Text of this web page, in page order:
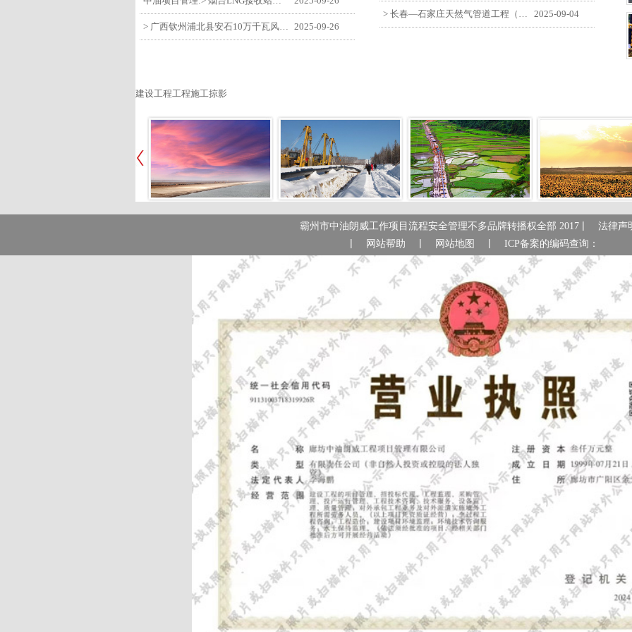
2025-09-26
2025-09-04
建设工程工程施工掠影
霸州市中油朗威工作项目流程安全管理不多品牌转播权全部 2017 | 法律声
| 网站帮助 | 网站地图 | ICP备案的编码查询：